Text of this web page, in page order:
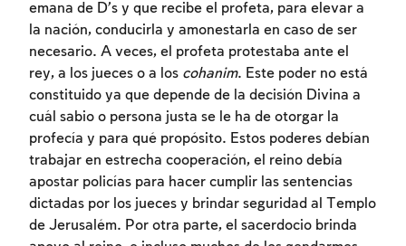
emana de D’s y que recibe el profeta, para elevar a
la nación, conducirla y amonestarla en caso de ser
necesario. A veces, el profeta protestaba ante el
rey, a los jueces o a los cohanim. Este poder no está
constituido ya que depende de la decisión Divina a
cuál sabio o persona justa se le ha de otorgar la
profecía y para qué propósito. Estos poderes debían
trabajar en estrecha cooperación, el reino debía
apostar policías para hacer cumplir las sentencias
dictadas por los jueces y brindar seguridad al Templo
de Jerusalém. Por otra parte, el sacerdocio brinda